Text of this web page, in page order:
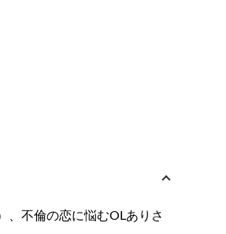
、不倫の恋に悩むOLありさ